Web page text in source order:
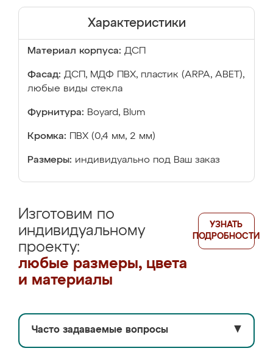
Характеристики
Материал корпуса: ДСП
Фасад: ДСП, МДФ ПВХ, пластик (ARPA, ABET),
любые виды стекла
Фурнитура: Boyard, Blum
Кромка: ПВХ (0,4 мм, 2 мм)
Размеры: индивидуально под Ваш заказ
Изготовим по
индивидуальному
проекту:
любые размеры, цвета
и материалы
УЗНАТЬ
ПОДРОБНОСТИ
Часто задаваемые вопросы ▼